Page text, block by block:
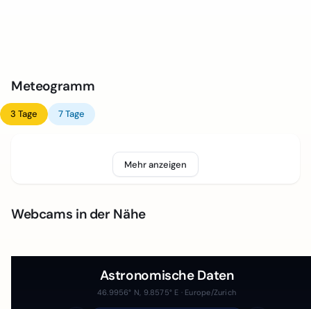
Meteogramm
3 Tage 7 Tage
Mehr anzeigen
Webcams in der Nähe
Astronomische Daten
46.9956° N, 9.8575° E · Europe/Zurich